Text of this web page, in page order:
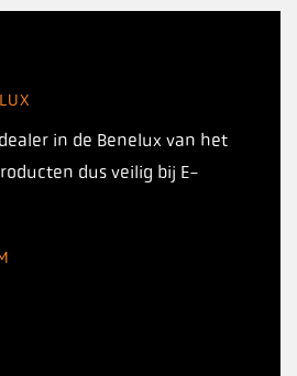
in de Benelux van het
dus veilig bij E-